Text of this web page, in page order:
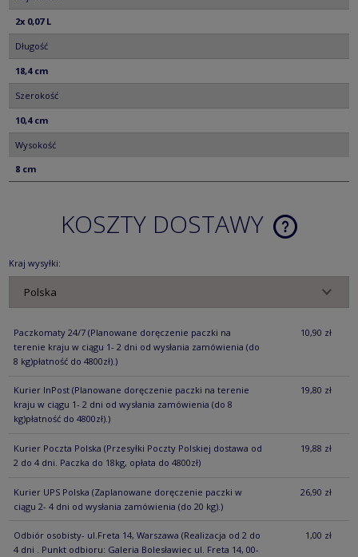
2x 0,07 L
Długość
18,4 cm
Szerokość
10,4 cm
Wysokość
8 cm
KOSZTY DOSTAWY
CENA NIE
Kraj wysyłki:
Paczkomaty 24/7 (Planowane doręczenie paczki na
terenie kraju w ciągu 1- 2 dni od wysłania zamówienia (do
8 kg)płatność do 4800zł).)
10,90 zł
Kurier InPost (Planowane doręczenie paczki na terenie
kraju w ciągu 1- 2 dni od wysłania zamówienia (do 8
kg)płatność do 4800zł).)
19,80 zł
Kurier Poczta Polska (Przesyłki Poczty Polskiej dostawa od
2 do 4 dni. Paczka do 18kg, opłata do 4800zł)
19,88 zł
Kurier UPS Polska (Zaplanowane doręczenie paczki w
ciągu 2- 4 dni od wysłania zamówienia (do 20 kg).)
26,90 zł
Odbiór osobisty- ul.Freta 14, Warszawa (Realizacja od 2 do
4 dni . Punkt odbioru: Galeria Bolesławiec ul. Freta 14, 00-
1,00 zł